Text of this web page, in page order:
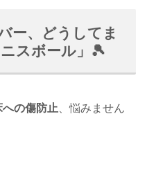
ー、どうしてま
スボール」🎾
への傷防止 、悩みません